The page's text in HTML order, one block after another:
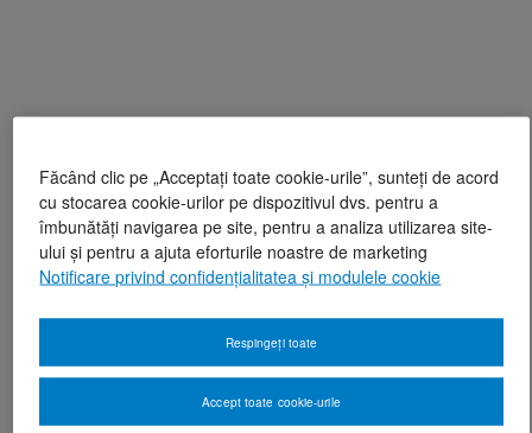
Făcând clic pe „Acceptați toate cookie-urile”, sunteți de acord
cu stocarea cookie-urilor pe dispozitivul dvs. pentru a
îmbunătăți navigarea pe site, pentru a analiza utilizarea site-
ului și pentru a ajuta eforturile noastre de marketing
Notificare privind confidențialitatea și modulele cookie
Respingeți toate
Accept toate cookie-urile